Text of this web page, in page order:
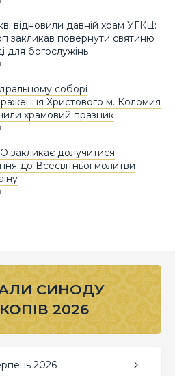
відновили давній храм УГКЦ:
закликав повернути святиню
для богослужінь
соборі
Христового м. Коломия
храмовий празник
закликає долучитися
до Всесвітньої молитви
СИНОДУ
2026
2026